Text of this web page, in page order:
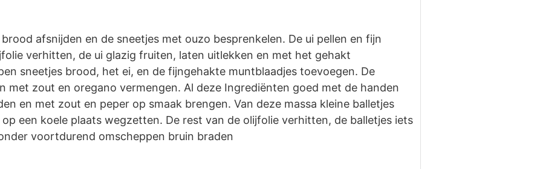
afsnijden en de sneetjes met ouzo besprenkelen. De ui pellen en fijn
verhitten, de ui glazig fruiten, laten uitlekken en met het gehakt
sneetjes brood, het ei, en de fijngehakte muntblaadjes toevoegen. De
met zout en oregano vermengen. Al deze Ingrediënten goed met de handen
en met zout en peper op smaak brengen. Van deze massa kleine balletjes
op een koele plaats wegzetten. De rest van de olijfolie verhitten, de balletjes iets
voortdurend omscheppen bruin braden